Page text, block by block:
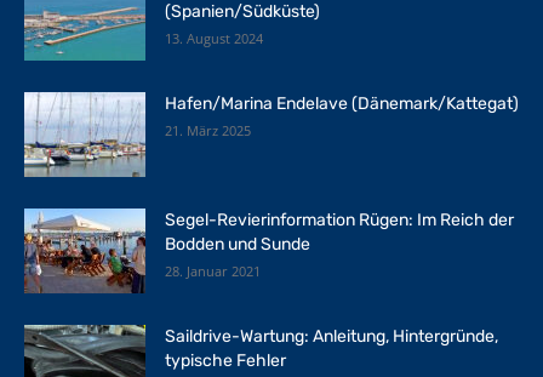
(Spanien/Südküste)
13. August 2024
Hafen/Marina Endelave (Dänemark/Kattegat)
21. März 2025
Segel-Revierinformation Rügen: Im Reich der
Bodden und Sunde
28. Januar 2021
Saildrive-Wartung: Anleitung, Hintergründe,
typische Fehler